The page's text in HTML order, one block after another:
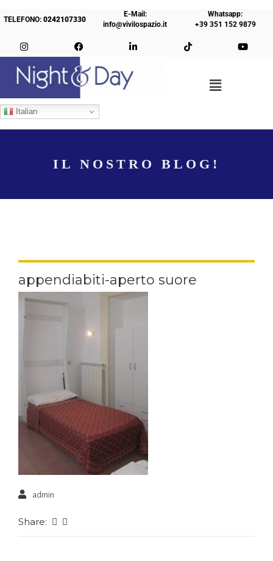
TELEFONO:0242107330
E-Mail:
info@vivilospazio.it
Whatsapp:
+39 351 152 9879
Italian
IL NOSTRO BLOG!
appendiabiti-aperto suore
admin
Share: